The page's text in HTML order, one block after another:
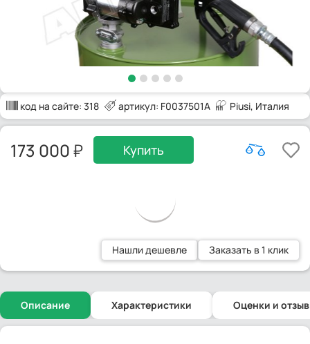
код на сайте: 318 артикул: F0037501A Piusi, Италия
173 000 Купить
Нашли дешевле Заказать в 1 клик
Описание Характеристики Оценки и